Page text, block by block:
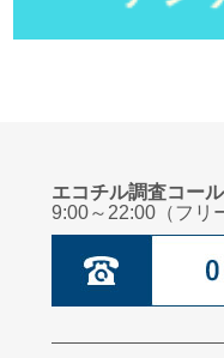
エコチル調査コー
9:00～22:00（フリ